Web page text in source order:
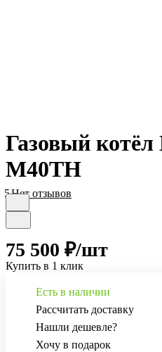
Газовый
M40TH
5Нет отзывов
75 500 ₽/шт
Купить в 1 клик
Есть в наличии
Рассчитать доставку
Нашли дешевле?
Хочу в подарок